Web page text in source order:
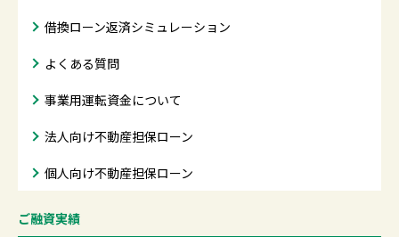
借換ローン返済シミュレーション
よくある質問
事業用運転資金について
法人向け不動産担保ローン
個人向け不動産担保ローン
ご融資実績